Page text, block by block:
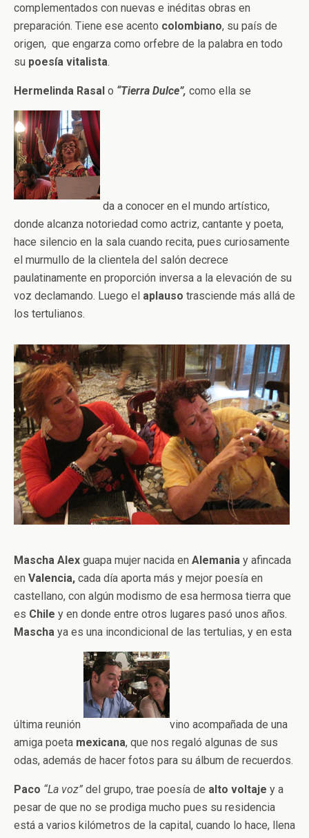
complementados con nuevas e inéditas obras en
preparación. Tiene ese acento colombiano, su país de
origen, que engarza como orfebre de la palabra en todo
su poesía vitalista.
Hermelinda Rasal o “Tierra Dulce”, como ella se
da a conocer en el mundo artístico,
donde alcanza notoriedad como actriz, cantante y poeta,
hace silencio en la sala cuando recita, pues curiosamente
el murmullo de la clientela del salón decrece
paulatinamente en proporción inversa a la elevación de su
voz declamando. Luego el aplauso trasciende más allá de
los tertulianos.
Mascha Alex guapa mujer nacida en Alemania y afincada
en Valencia, cada día aporta más y mejor poesía en
castellano, con algún modismo de esa hermosa tierra que
es Chile y en donde entre otros lugares pasó unos años.
Mascha ya es una incondicional de las tertulias, y en esta
última reunión
vino acompañada de una
amiga poeta mexicana, que nos regaló algunas de sus
odas, además de hacer fotos para su álbum de recuerdos.
Paco “La voz” del grupo, trae poesía de alto voltaje y a
pesar de que no se prodiga mucho pues su residencia
está a varios kilómetros de la capital, cuando lo hace, llena